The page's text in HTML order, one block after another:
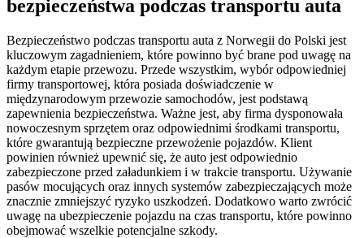
bezpieczeństwa podczas transportu auta
Bezpieczeństwo podczas transportu auta z Norwegii do Polski jest
kluczowym zagadnieniem, które powinno być brane pod uwagę na
każdym etapie przewozu. Przede wszystkim, wybór odpowiedniej
firmy transportowej, która posiada doświadczenie w
międzynarodowym przewozie samochodów, jest podstawą
zapewnienia bezpieczeństwa. Ważne jest, aby firma dysponowała
nowoczesnym sprzętem oraz odpowiednimi środkami transportu,
które gwarantują bezpieczne przewożenie pojazdów. Klient
powinien również upewnić się, że auto jest odpowiednio
zabezpieczone przed załadunkiem i w trakcie transportu. Używanie
pasów mocujących oraz innych systemów zabezpieczających może
znacznie zmniejszyć ryzyko uszkodzeń. Dodatkowo warto zwrócić
uwagę na ubezpieczenie pojazdu na czas transportu, które powinno
obejmować wszelkie potencjalne szkody.